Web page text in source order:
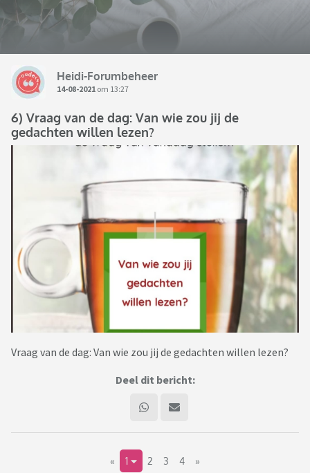
Heidi-Forumbeheer
14-08-2021 om 13:27
6) Vraag van de dag: Van wie zou jij de
gedachten willen lezen?
Vraag van de dag: Van wie zou jij de gedachten willen lezen?
Deel dit bericht:
« 1 2 3 4 »